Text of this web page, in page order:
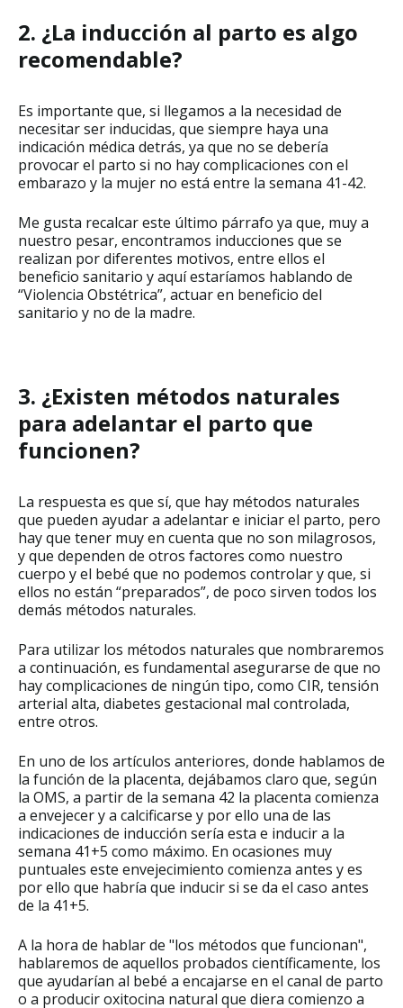
2. ¿La inducción al parto es algo
recomendable?
Es importante que, si llegamos a la necesidad de
necesitar ser inducidas, que siempre haya una
indicación médica detrás, ya que no se debería
provocar el parto si no hay complicaciones con el
embarazo y la mujer no está entre la semana 41-42.
Me gusta recalcar este último párrafo ya que, muy a
nuestro pesar, encontramos inducciones que se
realizan por diferentes motivos, entre ellos el
beneficio sanitario y aquí estaríamos hablando de
“Violencia Obstétrica”, actuar en beneficio del
sanitario y no de la madre.
3. ¿Existen métodos naturales
para adelantar el parto que
funcionen?
La respuesta es que sí, que hay métodos naturales
que pueden ayudar a adelantar e iniciar el parto, pero
hay que tener muy en cuenta que no son milagrosos,
y que dependen de otros factores como nuestro
cuerpo y el bebé que no podemos controlar y que, si
ellos no están “preparados”, de poco sirven todos los
demás métodos naturales.
Para utilizar los métodos naturales que nombraremos
a continuación, es fundamental asegurarse de que no
hay complicaciones de ningún tipo, como CIR, tensión
arterial alta, diabetes gestacional mal controlada,
entre otros.
En uno de los artículos anteriores, donde hablamos de
la función de la placenta, dejábamos claro que, según
la OMS, a partir de la semana 42 la placenta comienza
a envejecer y a calcificarse y por ello una de las
indicaciones de inducción sería esta e inducir a la
semana 41+5 como máximo. En ocasiones muy
puntuales este envejecimiento comienza antes y es
por ello que habría que inducir si se da el caso antes
de la 41+5.
A la hora de hablar de "los métodos que funcionan",
hablaremos de aquellos probados científicamente, los
que ayudarían al bebé a encajarse en el canal de parto
o a producir oxitocina natural que diera comienzo a